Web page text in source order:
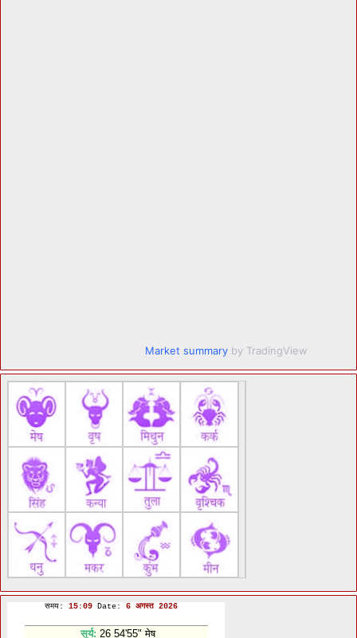
Market summary by TradingView